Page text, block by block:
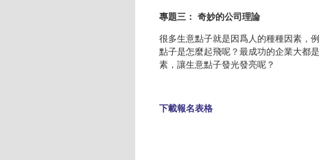
專題三： 奇妙的公司理論
很多生意點子就是因爲人的種種因素，
點子是怎麼起飛呢？最成功的企業大都
素，讓生意點子發光發亮呢？
下載報名表格